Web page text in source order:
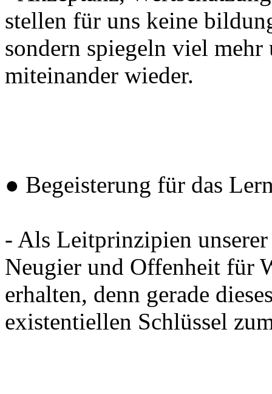
stellen für uns keine
sondern spiegeln viel
miteinander wieder.
● Begeisterung für das
- Als Leitprinzipien
Neugier und Offenheit für
erhalten, denn gerade
existentiellen Schlüssel